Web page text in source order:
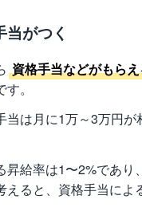
がつく
資格手当などがもら
。
は月に1万～3万円が
昇給率は1〜2%であ
えると、資格手当に